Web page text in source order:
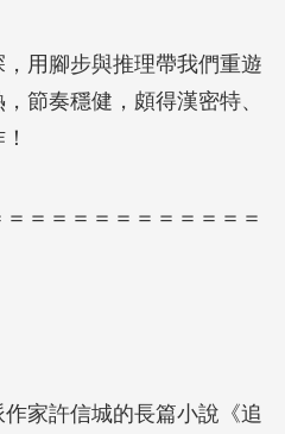
用腳步與推理帶我們重遊
節奏穩健，頗得漢密特、
＝＝＝＝＝＝＝＝＝＝＝
家許信城的長篇小說《追